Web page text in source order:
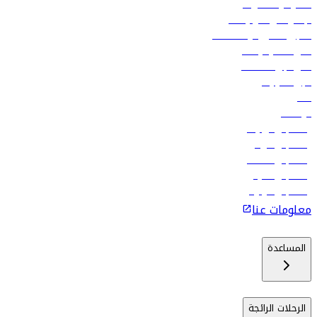
العقود والمشتريات
الإعلان على متن رحلاتنا
تسجيل الدخول لوكلاء السفر
أدنى أسعار الرحلات
فلاي دبي للعطلات
تأجير السيارات
فنادق
الوظائف
رحلات إلى تبيليسي
رحلات إلى الرياض
رحلات إلى مسقط
رحلات إلى ماليه
رحلات إلى كولومبو
معلومات عنا
المساعدة
الرحلات الرائجة